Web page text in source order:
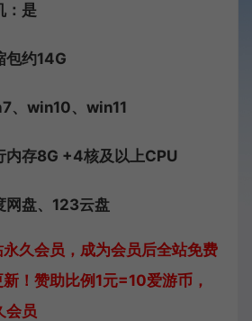
：是
包约14G
、win10、win11
内存8G +4核及以上CPU
盘、 123云盘
久会员，成为会员后全站免费
！赞助比例1元=10爱游币，
会员